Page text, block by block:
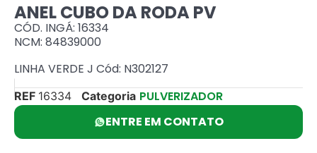
ANEL CUBO DA RODA PV
CÓD. INGÁ: 16334
NCM: 84839000
LINHA VERDE J Cód: N302127
REF 16334 Categoria PULVERIZADOR
ENTRE EM CONTATO